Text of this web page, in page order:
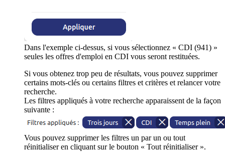
Dans l'exemple ci-dessus, si vous sélectionnez « CDI (941) »
seules les offres d'emploi en CDI vous seront restituées.
Si vous obtenez trop peu de résultats, vous pouvez supprimer
certains mots-clés ou certains filtres et critères et relancer votre
recherche.
Les filtres appliqués à votre recherche apparaissent de la façon
suivante :
Vous pouvez supprimer les filtres un par un ou tout
réinitialiser en cliquant sur le bouton « Tout réinitialiser ».